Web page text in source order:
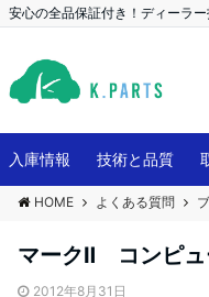
安心の全品保証付き！ディーラ
入庫情報 技術と品質
HOME よくある質問
マークⅡ コンピュ
2012年8月31日